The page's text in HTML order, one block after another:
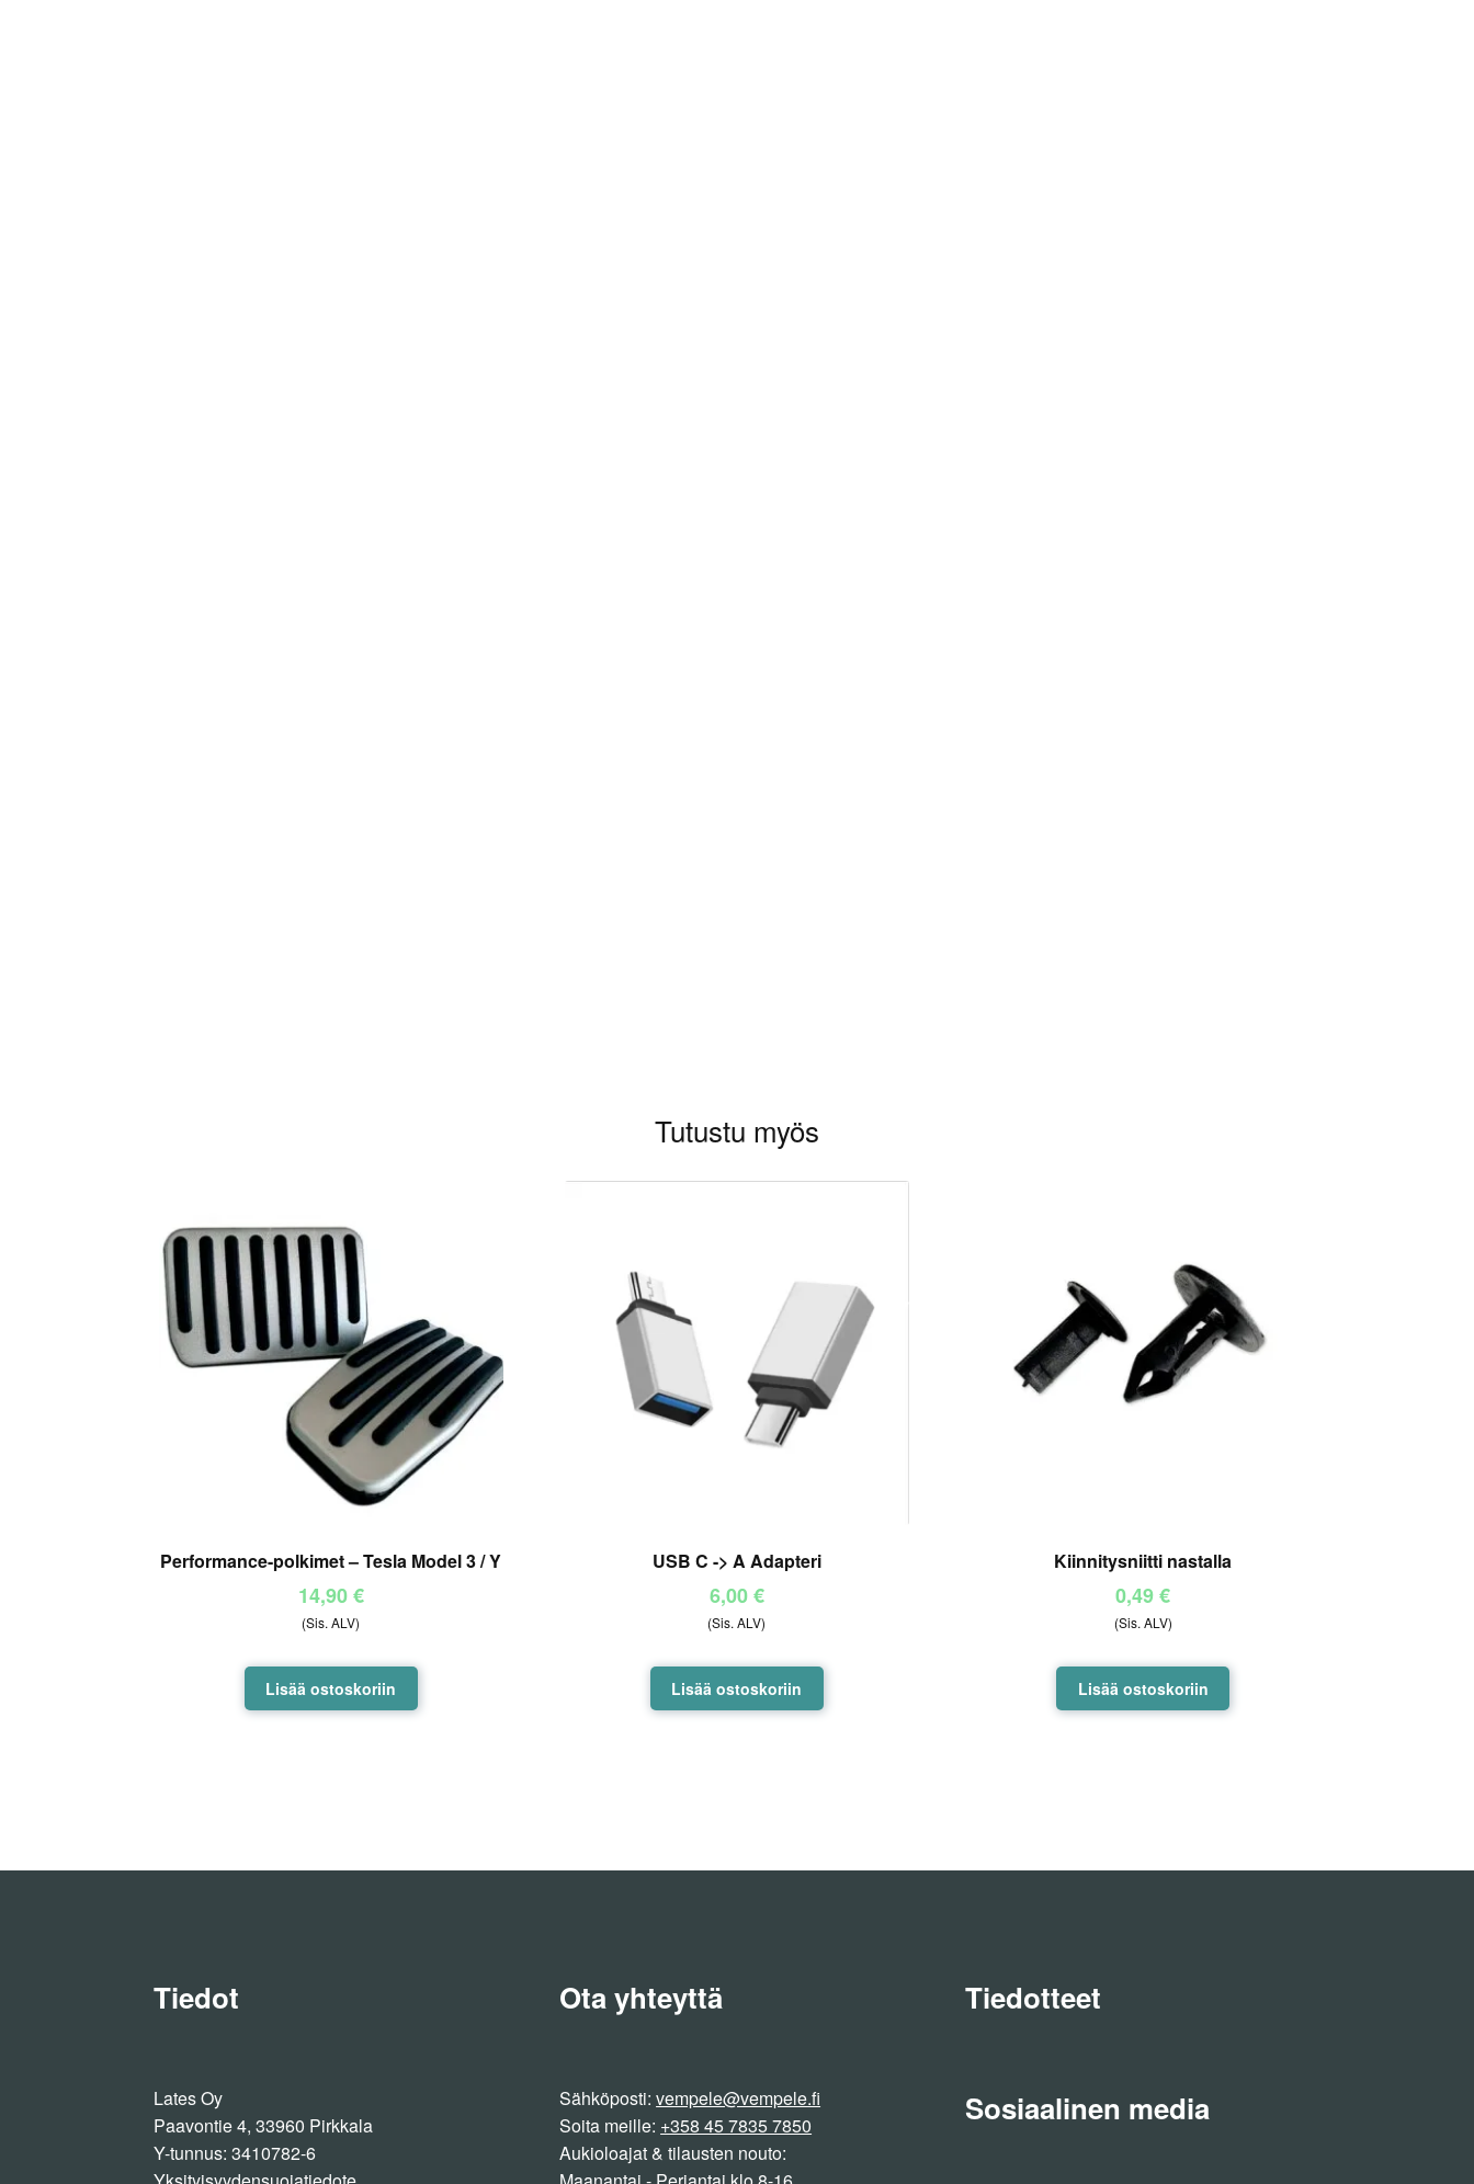
Tutustu myös
Performance-polkimet – Tesla Model 3 / Y
14,90€
(Sis. ALV)
Lisää ostoskoriin
USB C -> A Adapteri
6,00€
(Sis. ALV)
Lisää ostoskoriin
Kiinnitysniitti nastalla
0,49€
(Sis. ALV)
Lisää ostoskoriin
Tiedot
Lates Oy
Paavontie 4, 33960 Pirkkala
Y-tunnus: 3410782-6
Ota yhteyttä
Sähköposti:vempele@vempele.fi
Soita meille: +358 45 7835 7850
Aukioloajat & tilausten nouto:
Tiedotteet
Sosiaalinen media